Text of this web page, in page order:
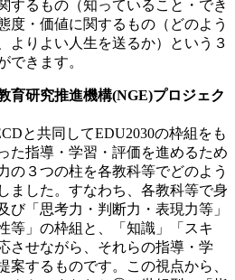
するもの（知っていること・でき
度・価値に関するもの（どのよう
よりよい人生を送るか）という３
できます。
育研究推進機構(NGE)プロジェク
と共同してEDU2030の枠組をも
た指導・学習・評価を進めるため
の３つの柱を各教科等でどのよう
ました。すなわち、各教科等で身
び「思考力・判断力・表現力等」
等」の枠組と、「知識」「スキ
させながら、それらの指導・学
案するものです。この視点から、